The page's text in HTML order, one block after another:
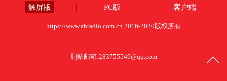
落后埃
埃
触屏版 PC版 客户端
https://www.ahradio.com.cn 2016-2020版权所有
删帖邮箱:283755549@qq.com